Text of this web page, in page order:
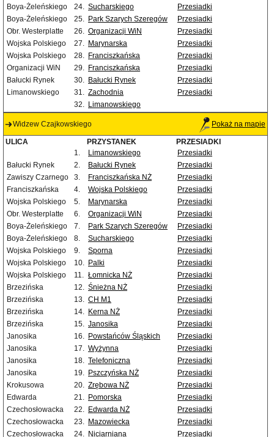
Boya-Żeleńskiego
24. Sucharskiego
Przesiadki
Boya-Żeleńskiego
25. Park Szarych Szeregów
Przesiadki
Obr. Westerplatte
26. Organizacji WiN
Przesiadki
Wojska Polskiego
27. Marynarska
Przesiadki
Wojska Polskiego
28. Franciszkańska
Przesiadki
Organizacji WiN
29. Franciszkańska
Przesiadki
Bałucki Rynek
30. Bałucki Rynek
Przesiadki
Limanowskiego
31. Zachodnia
Przesiadki
32. Limanowskiego
Widzew Czajkowskiego Pokaż na mapie
ULICA PRZYSTANEK
PRZESIADKI
1.
Limanowskiego
Przesiadki
Bałucki Rynek
2. Bałucki Rynek
Przesiadki
Zawiszy Czarnego
3. Franciszkańska NŻ
Przesiadki
Franciszkańska
4. Wojska Polskiego
Przesiadki
Wojska Polskiego
5. Marynarska
Przesiadki
Obr. Westerplatte
6. Organizacji WiN
Przesiadki
Boya-Żeleńskiego
7. Park Szarych Szeregów
Przesiadki
Boya-Żeleńskiego
8. Sucharskiego
Przesiadki
Wojska Polskiego
9. Sporna
Przesiadki
Wojska Polskiego
10. Palki
Przesiadki
Wojska Polskiego
11. Łomnicka NŻ
Przesiadki
Brzezińska
12. Śnieżna NŻ
Przesiadki
Brzezińska
13. CH M1
Przesiadki
Brzezińska
14. Kerna NŻ
Przesiadki
Brzezińska
15. Janosika
Przesiadki
Janosika
16. Powstańców Śląskich
Przesiadki
Janosika
17. Wyżynna
Przesiadki
Janosika
18. Telefoniczna
Przesiadki
Janosika
19. Pszczyńska NŻ
Przesiadki
Krokusowa
20. Zrębowa NŻ
Przesiadki
Edwarda
21. Pomorska
Przesiadki
Czechosłowacka
22. Edwarda NŻ
Przesiadki
Czechosłowacka
23. Mazowiecka
Przesiadki
Czechosłowacka
24. Niciarniana
Przesiadki